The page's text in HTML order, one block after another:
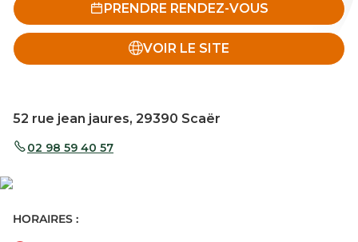
PRENDRE RENDEZ-VOUS
VOIR LE SITE
52 rue jean jaures, 29390 Scaër
02 98 59 40 57
HORAIRES :